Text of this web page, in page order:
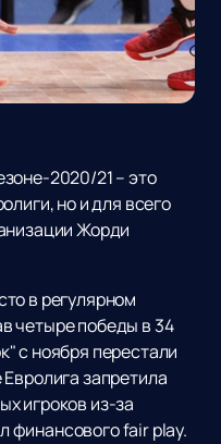
2020/21 – это
но и для всего
Жорди
в регулярном
четыре победы в 34
с ноября перестали
запретила
игроков из-за
финансового fair play.